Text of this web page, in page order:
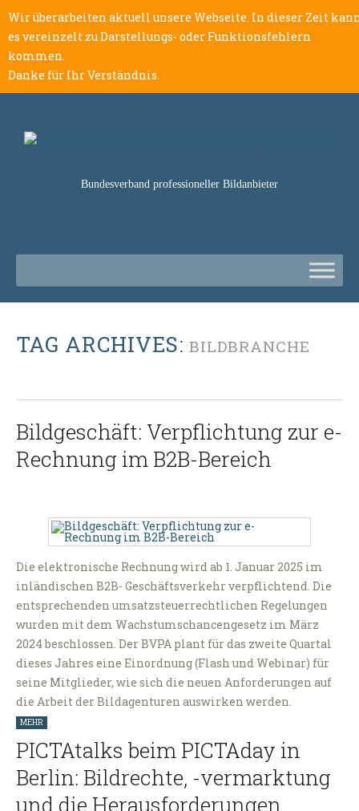
Wir überarbeiten aktuell unsere Webseite. In dieser Zeit
es vereinzelt zu Darstellungs- oder Funktionsfehlern
kommen.
Danke für Ihr Verständnis.
Bundesverband professioneller Bildanbieter
TAG ARCHIVES: BILDBRANCHE
Bildgeschäft: Verpflichtung zur e-
Rechnung im B2B-Bereich
Die elektronische Rechnung wird ab 1. Januar 2025 im
inländischen B2B- Geschäftsverkehr verpflichtend. Die
entsprechenden umsatzsteuerrechtlichen Regelungen
wurden mit dem Wachstumschancengesetz im März
2024 beschlossen. Der BVPA plant für das zweite Quartal
dieses Jahres eine Einordnung (Flash und Webinar) für
seine Mitglieder, wie sich die neuen Anforderungen auf
die Arbeit der Bildagenturen auswirken werden.
MEHR
PICTAtalks beim PICTAday in
Berlin: Bildrechte, -vermarktung
und die Herausforderungen